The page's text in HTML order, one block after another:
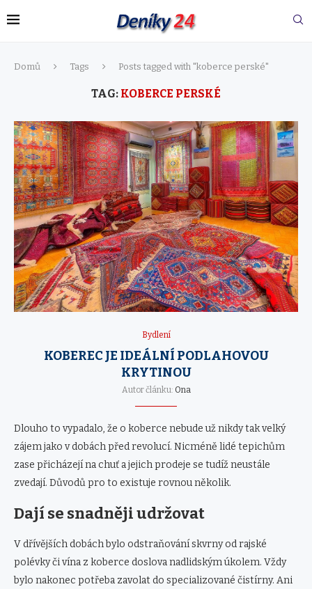
Domů Tags Posts tagged with "koberce perské"
TAG: KOBERCE PERSKÉ
Bydlení
KOBEREC JE IDEÁLNÍ PODLAHOVOU
KRYTINOU
Autor článku: Ona
Dlouho to vypadalo, že o koberce nebude už nikdy tak velký
zájem jako v dobách před revolucí. Nicméně lidé tepichům
zase přicházejí na chuť a jejich prodeje se tudíž neustále
zvedají. Důvodů pro to existuje rovnou několik.
Dají se snadněji udržovat
V dřívějších dobách bylo odstraňování skvrny od rajské
polévky či vína z koberce doslova nadlidským úkolem. Vždy
bylo nakonec potřeba zavolat do specializované čistírny. Ani